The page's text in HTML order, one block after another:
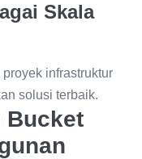
Skala
infrastruktur
solusi terbaik.
Bucket